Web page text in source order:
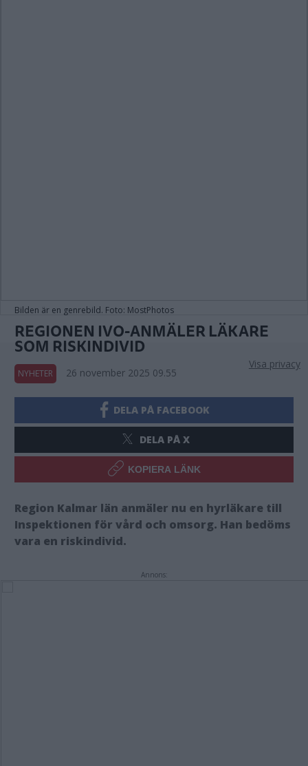
Bilden är en genrebild. Foto: MostPhotos
REGIONEN IVO-ANMÄLER LÄKARE
SOM RISKINDIVID
NYHETER 26 november 2025 09.55
DELA PÅ FACEBOOK
DELA PÅ X
KOPIERA LÄNK
Region Kalmar län anmäler nu en hyrläkare till
Inspektionen för vård och omsorg. Han bedöms
vara en riskindivid.
Annons:
Visa privacy